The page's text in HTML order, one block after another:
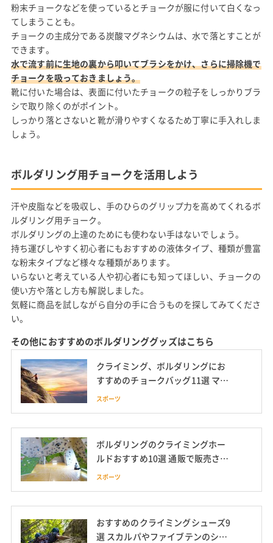
粉末チョークなどを使っているとチョークが服に付いて白くなっ
てしまうことも。
チョークの主成分である炭酸マグネシウムは、水で落とすことが
できます。
水で流す前に生地の裏から叩いてブラシをかけ、さらに掃除機で
チョークを吸っておきましょう。
靴に付いた場合は、表面に付いたチョークの粒子をしっかりブラ
シで取り除くのがポイント。
しっかり落とさないと靴が滑りやすくなるため丁寧に手入れしま
しょう。
ボルダリング用チョークを活用しよう
汗や皮脂などを吸収し、手のひらのグリップ力を高めてくれるボ
ルダリング用チョーク。
ボルダリングの上達のためにも使わない手はないでしょう。
持ち運びしやすく初心者にもおすすめの液体タイプ、種類が豊富
な粉末タイプなど様々な種類があります。
いらないと考えている人や初心者にも知ってほしい、チョークの
使い方や落とし方も解説しました。
気軽に商品を試しながら自分の手に合うものを探してみてくださ
い。
その他におすすめのボルダリンググッズはこちら
クライミング、ボルダリングにお
すすめのチョークバッグ11選 マム
ートのおしゃれなチョークバッグ
スポーツ
ボルダリングのクライミングホー
ルドおすすめ10選 通販で販売され
ているかわいい子供用や自宅での
スポーツ
おすすめのクライミングシューズ9
選 スカルパやファイブテンのシュ